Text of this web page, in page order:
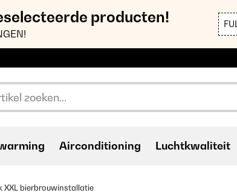
producten!
Airconditioning Luchtkwaliteit
XXL bierbrouwinstallatie